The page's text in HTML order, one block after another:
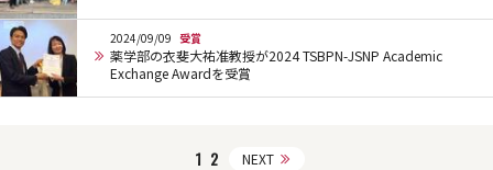
2024/09/09 受賞
薬学部の衣斐大祐准教授が2024 TSBPN-JSNP Academic
Exchange Awardを受賞
1 2 NEXT